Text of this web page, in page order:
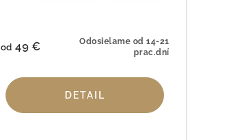
Odosielame od 14-21
prac.dní
od 49 €
DETAIL